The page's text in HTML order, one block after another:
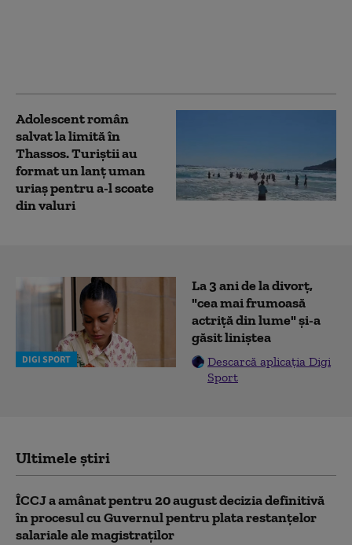
Adolescent român
salvat la limită în
Thassos. Turiștii au
format un lanț uman
uriaș pentru a-l scoate
din valuri
DIGI SPORT
La 3 ani de la divorț,
"cea mai frumoasă
actriță din lume" și-a
găsit liniștea
Descarcă aplicația Digi
Sport
Ultimele știri
ÎCCJ a amânat pentru 20 august decizia definitivă
în procesul cu Guvernul pentru plata restanțelor
salariale ale magistraților